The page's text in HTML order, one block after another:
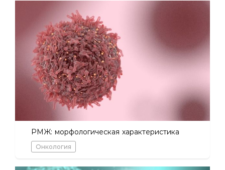
РМЖ: морфологическая характеристика
Онкология